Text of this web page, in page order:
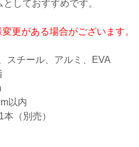
しておすすめです。
更がある場合がございます。
スチール、アルミ、EVA
以内
（別売）